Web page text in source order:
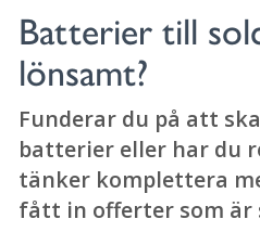
Batterier till
lönsamt?
Funderar du på att
batterier eller har du
tänker komplettera
fått in offerter som är